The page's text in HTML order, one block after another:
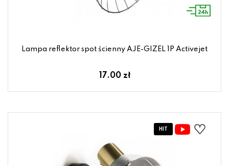
Lampa reflektor spot ścienny AJE-GIZEL 1P Activejet
17.00 zł